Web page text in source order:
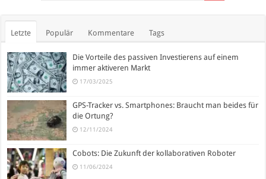
Letzte Populär Kommentare Tags
Die Vorteile des passiven Investierens auf einem
immer aktiveren Markt
17/03/2025
GPS-Tracker vs. Smartphones: Braucht man beides für
die Ortung?
12/11/2024
Cobots: Die Zukunft der kollaborativen Roboter
11/06/2024